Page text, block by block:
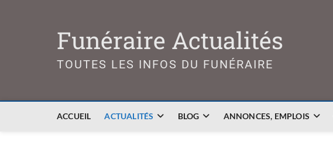
Funéraire Actualités
TOUTES LES INFOS DU FUNÉRAIRE
ACCUEIL ACTUALITÉS BLOG ANNONCES, EMPLOIS